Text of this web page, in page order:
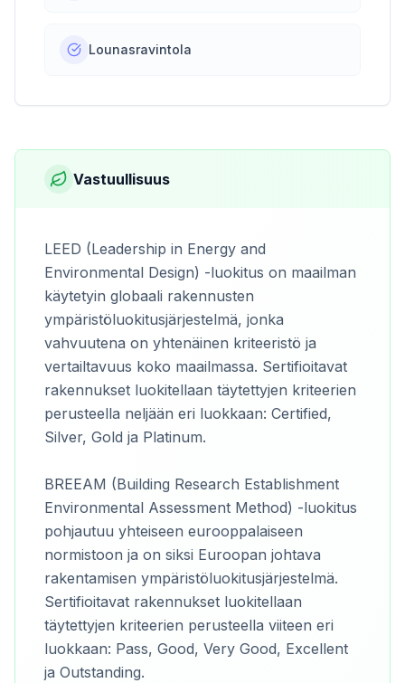
Lounasravintola
Vastuullisuus
LEED (Leadership in Energy and
Environmental Design) -luokitus on maailman
käytetyin globaali rakennusten
ympäristöluokitusjärjestelmä, jonka
vahvuutena on yhtenäinen kriteeristö ja
vertailtavuus koko maailmassa. Sertifioitavat
rakennukset luokitellaan täytettyjen kriteerien
perusteella neljään eri luokkaan: Certified,
Silver, Gold ja Platinum.
BREEAM (Building Research Establishment
Environmental Assessment Method) -luokitus
pohjautuu yhteiseen eurooppalaiseen
normistoon ja on siksi Euroopan johtava
rakentamisen ympäristöluokitusjärjestelmä.
Sertifioitavat rakennukset luokitellaan
täytettyjen kriteerien perusteella viiteen eri
luokkaan: Pass, Good, Very Good, Excellent
ja Outstanding.